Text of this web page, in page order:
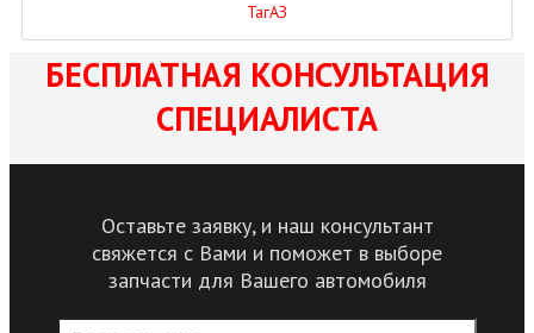
ТагАЗ
БЕСПЛАТНАЯ КОНСУЛЬТАЦИЯ
СПЕЦИАЛИСТА
Оставьте заявку, и наш консультант
свяжется с Вами и поможет в выборе
запчасти для Вашего автомобиля